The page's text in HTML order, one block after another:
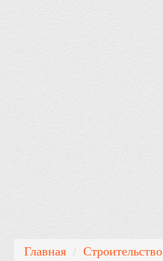
Главная / Строительство